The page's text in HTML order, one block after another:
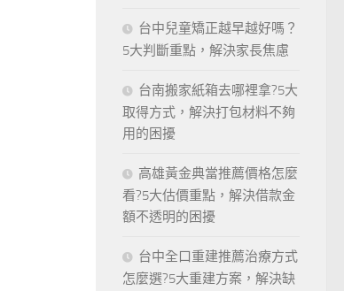
台中兒童矯正越早越好嗎？
5大判斷重點，解決家長焦慮
台南搬家紙箱去哪裡拿?5大
取得方式，解決打包材料不夠
用的困擾
高雄黃金典當推薦價格怎麼
看?5大估價重點，解決借款金
額不透明的困擾
台中全口重建推薦治療方式
怎麼選?5大重建方案，解決缺